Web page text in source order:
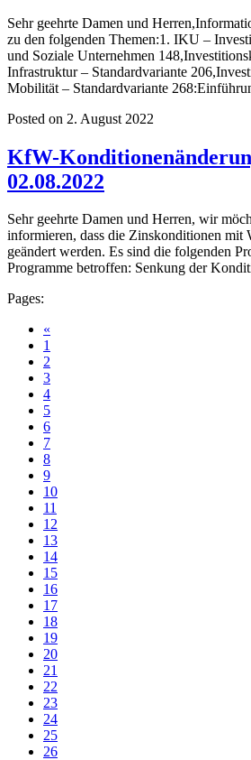
Sehr geehrte Damen und
zu den folgenden Themen:1. IKU –
und Soziale Unternehmen
Infrastruktur – Standardvariante
Mobilität – Standardvariante
Posted on 2. August 2022
KfW-
02.08.2022
Sehr geehrte Damen und Herren, wir
informieren, dass die Zinskonditionen mit
geändert werden. Es sind die folgenden
Programme betroffen: Senkung der
Pages:
«
1
2
3
4
5
6
7
8
9
10
11
12
13
14
15
16
17
18
19
20
21
22
23
24
25
26